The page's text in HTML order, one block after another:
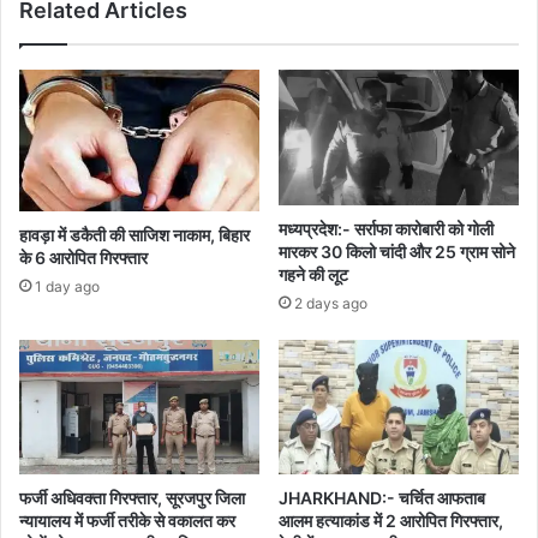
Related Articles
हावड़ा में डकैती की साजिश नाकाम, बिहार
के 6 आरोपित गिरफ्तार
1 day ago
मध्यप्रदेश:- सर्राफा कारोबारी को गोली
मारकर 30 किलो चांदी और 25 ग्राम सोने
गहने की लूट
2 days ago
फर्जी अधिवक्ता गिरफ्तार, सूरजपुर जिला
न्यायालय में फर्जी तरीके से वकालत कर
JHARKHAND:- चर्चित आफताब
आलम हत्याकांड में 2 आरोपित गिरफ्तार,